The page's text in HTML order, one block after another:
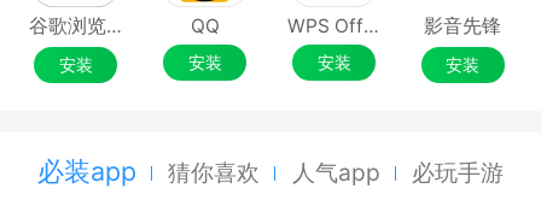
谷歌浏览器Google Chrome
安装
QQ
安装
WPS Office
安装
影音先锋
安装
必装app 猜你喜欢 人气app 必玩手游